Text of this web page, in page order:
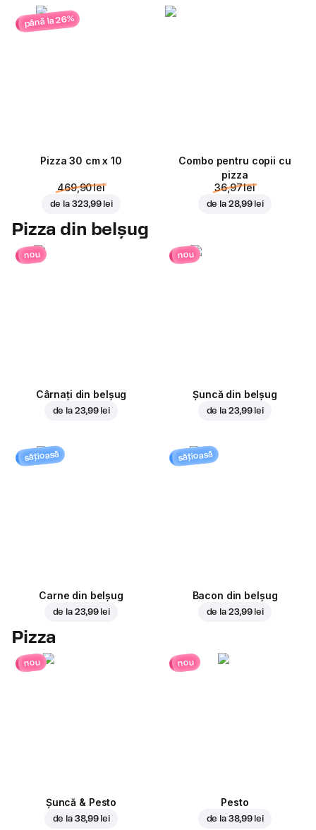
până la 26%
Pizza 30 cm x 10
469,90 lei
de la 323,99 lei
Combo pentru copii cu
pizza
36,97 lei
de la 28,99 lei
Pizza din belșug
nou
Cârnați din belșug
de la 23,99 lei
nou
Șuncă din belșug
de la 23,99 lei
sățioasă
Carne din belșug
de la 23,99 lei
sățioasă
Bacon din belșug
de la 23,99 lei
Pizza
nou
Șuncă & Pesto
de la 38,99 lei
nou
Pesto
de la 38,99 lei